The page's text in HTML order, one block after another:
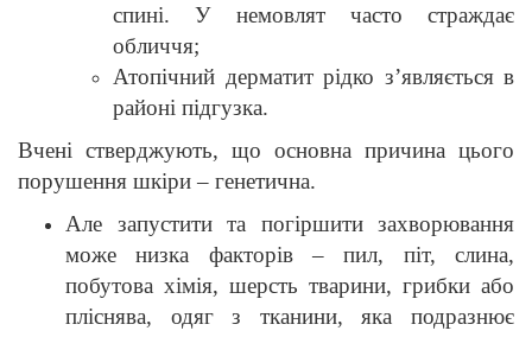
спині. У немовлят часто страждає
обличчя;
Атопічний дерматит рідко з’являється в
районі підгузка.
Вчені стверджують, що основна причина цього
порушення шкіри – генетична.
Але запустити та погіршити захворювання
може низка факторів – пил, піт, слина,
побутова хімія, шерсть тварини, грибки або
пліснява, одяг з тканини, яка подразнює